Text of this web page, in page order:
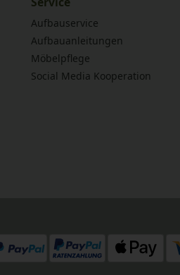
Aufbauservice
Aufbauanleitungen
Möbelpflege
Social Media Kooperation